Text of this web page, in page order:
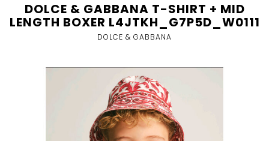
DOLCE & GABBANA T-SHIRT + MID
LENGTH BOXER L4JTKH_G7P5D_W0111
DOLCE & GABBANA